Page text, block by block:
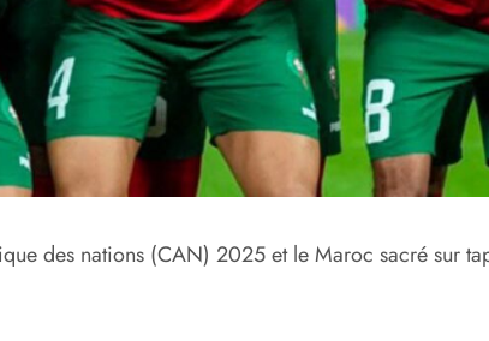
des nations (CAN) 2025 et le Maroc sacré sur